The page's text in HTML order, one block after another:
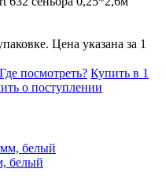
Цена указана за 1
Где посмотреть? Купить в 1
о поступлении
белый